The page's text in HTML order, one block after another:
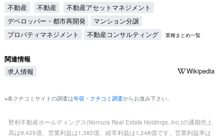
不動産
不動産
不動産アセットマネジメント
デベロッパー・都市再開発
マンション分譲
プロパティマネジメント
不動産コンサルティング 業種まとめ一覧
関連情報
求人情報
Wikipedia
※各クチコミサイトの調査は年収・クチコミ調査からお進み下さい。
野村不動産ホールディングス(Nomura Real Estate Holdings, Inc.)の通期売上
高は9,425億、営業利益は1,382億、経常利益は1,248億です。営業利益率は